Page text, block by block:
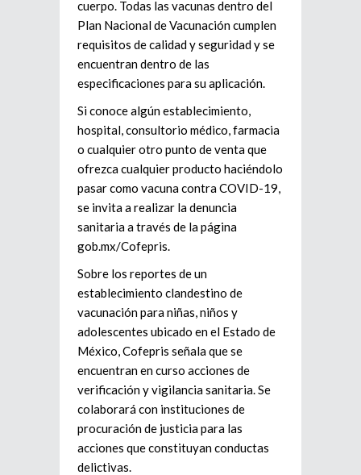
cuerpo. Todas las vacunas dentro del
Plan Nacional de Vacunación cumplen
requisitos de calidad y seguridad y se
encuentran dentro de las
especificaciones para su aplicación.
Si conoce algún establecimiento,
hospital, consultorio médico, farmacia
o cualquier otro punto de venta que
ofrezca cualquier producto haciéndolo
pasar como vacuna contra COVID-19,
se invita a realizar la denuncia
sanitaria a través de la página
gob.mx/Cofepris.
Sobre los reportes de un
establecimiento clandestino de
vacunación para niñas, niños y
adolescentes ubicado en el Estado de
México, Cofepris señala que se
encuentran en curso acciones de
verificación y vigilancia sanitaria. Se
colaborará con instituciones de
procuración de justicia para las
acciones que constituyan conductas
delictivas.